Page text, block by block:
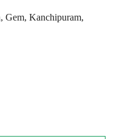
Gem, Kanchipuram,